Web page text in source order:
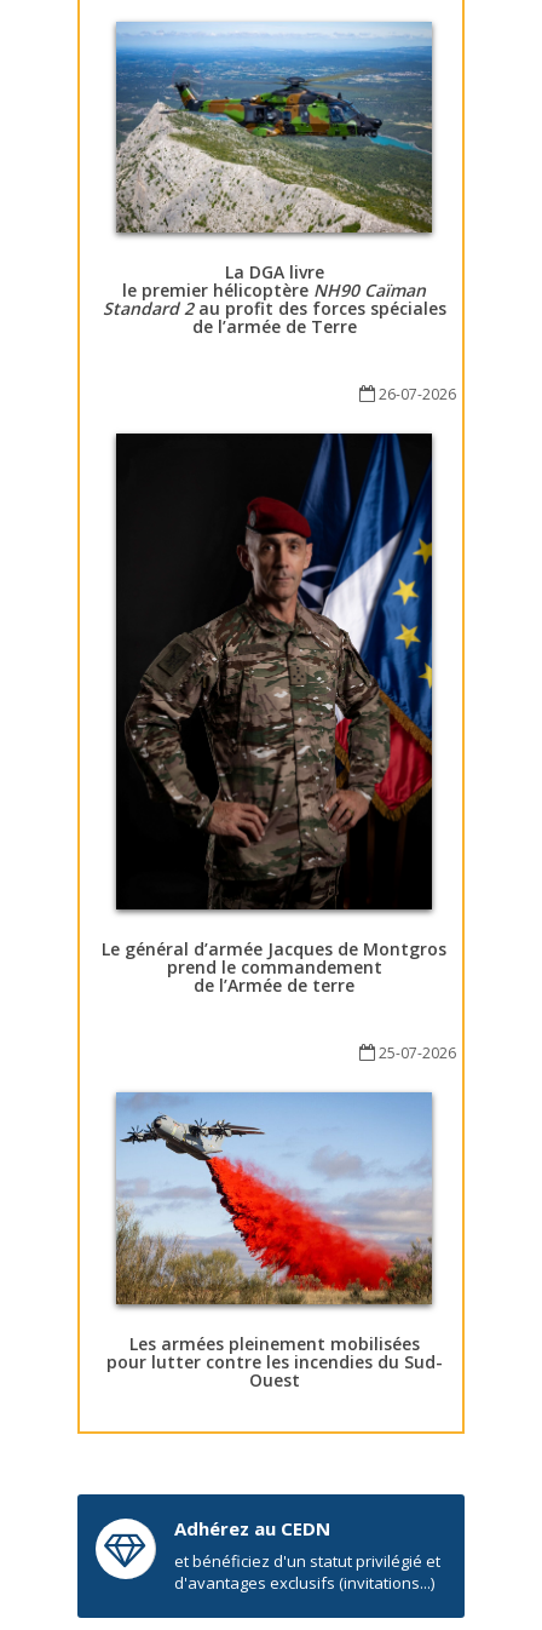
La DGA livre
le premier hélicoptère NH90 Caïman
Standard 2au profit des forces spéciales
de l’armée de Terre
26-07-2026
Le général d’armée Jacques de Montgros
prend le commandement
de l’Armée de terre
25-07-2026
Les armées pleinement mobilisées
pour lutter contre les incendies du Sud-
Ouest
Adhérez au CEDN
et bénéficiez d'un statut privilégié et
d'avantages exclusifs (invitations...)